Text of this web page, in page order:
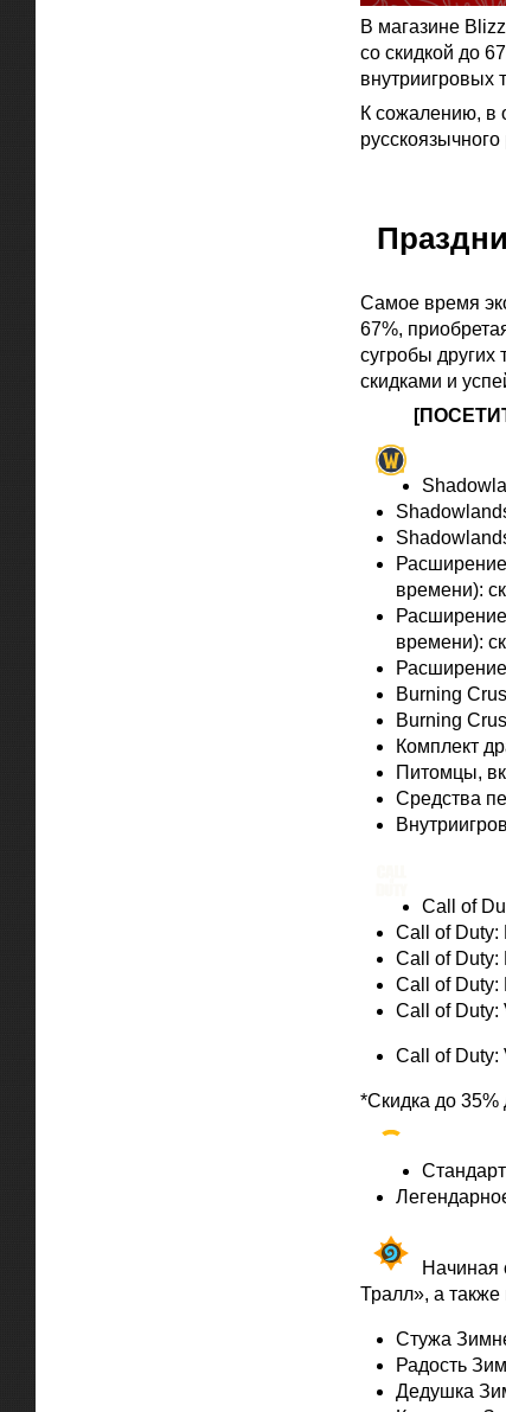
В магазине
со скидкой до
внутриигровых
К сожалению, в
русскоязычного
Самое время
67%,
сугробы
скидками и
времени):
времени):
Burning
Burning
Комплект
Питомцы,
Средства
Call of
Call of Duty:
Call of Duty:
Call of Duty:
Call of Duty:
Call of Duty:
*Скидка до 35%
Начиная
Тралл», а
Стужа
Радость
Дедушка